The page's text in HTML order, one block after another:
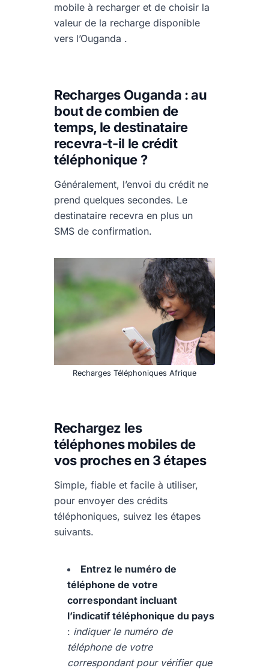
mobile à recharger et de choisir la
valeur de la recharge disponible
vers l’Ouganda .
Recharges Ouganda : au
bout de combien de
temps, le destinataire
recevra-t-il le crédit
téléphonique ?
Généralement, l’envoi du crédit ne
prend quelques secondes. Le
destinataire recevra en plus un
SMS de confirmation.
Recharges Téléphoniques Afrique
Rechargez les
téléphones mobiles de
vos proches en 3 étapes
Simple, fiable et facile à utiliser,
pour envoyer des crédits
téléphoniques, suivez les étapes
suivants.
Entrez le numéro de
téléphone de votre
correspondant incluant
l’indicatif téléphonique du pays
: indiquer le numéro de
téléphone de votre
correspondant pour vérifier que